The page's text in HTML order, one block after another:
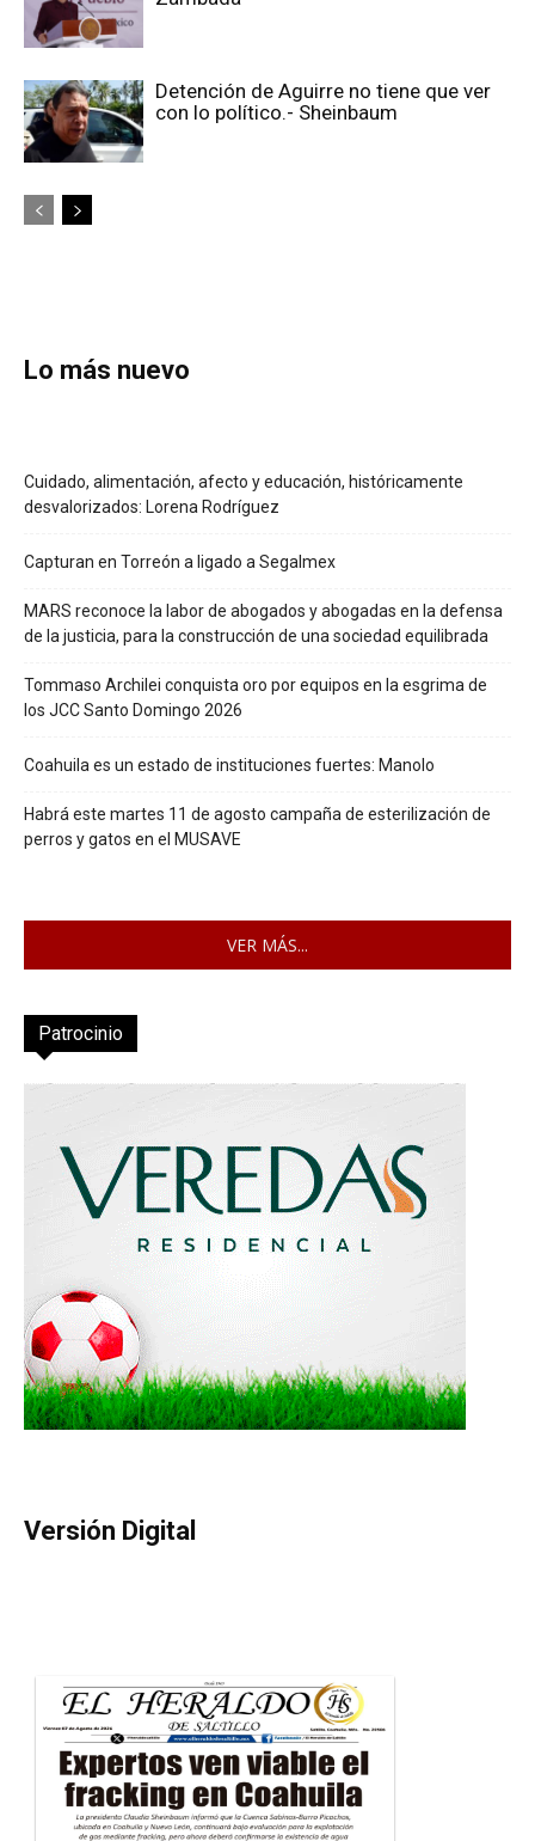
Detención de Aguirre no tiene que ver
con lo político.- Sheinbaum
Lo más nuevo
Cuidado, alimentación, afecto y educación, históricamente
desvalorizados: Lorena Rodríguez
Capturan en Torreón a ligado a Segalmex
MARS reconoce la labor de abogados y abogadas en la defensa
de la justicia, para la construcción de una sociedad equilibrada
Tommaso Archilei conquista oro por equipos en la esgrima de
los JCC Santo Domingo 2026
Coahuila es un estado de instituciones fuertes: Manolo
Habrá este martes 11 de agosto campaña de esterilización de
perros y gatos en el MUSAVE
VER MÁS...
Patrocinio
Versión Digital